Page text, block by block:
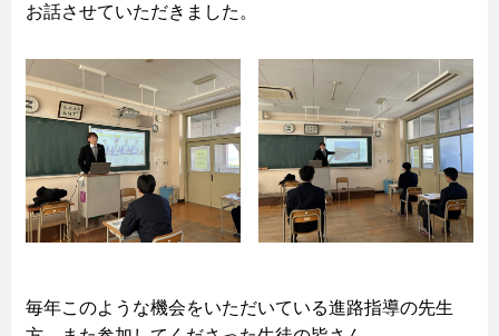
お話させていただきました。
毎年このような機会をいただいている進路指導の先生